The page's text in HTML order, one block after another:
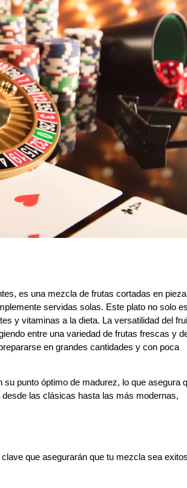
es una mezcla de frutas cortadas en
servidas solas. Este plato no solo
y vitaminas a la dieta. La versatilidad del
entre una variedad de frutas frescas y
en grandes cantidades y con poca
punto óptimo de madurez, lo que asegura
las clásicas hasta las más modernas,
que asegurarán que tu mezcla sea